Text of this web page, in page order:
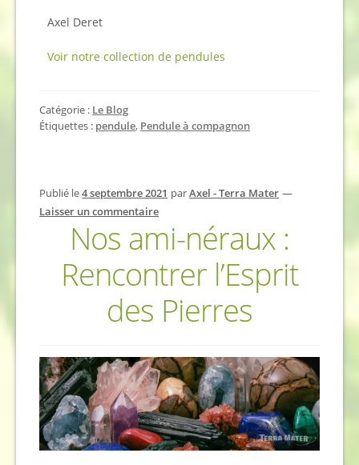
Axel Deret
Voir notre collection de pendules
Catégorie : Le Blog
Étiquettes : pendule, Pendule à compagnon
Publié le4 septembre 2021 parAxel - Terra Mater —
Laisser un commentaire
Nos ami-néraux :
Rencontrer l’Esprit
des Pierres